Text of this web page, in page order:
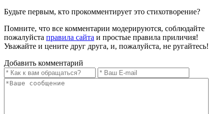
Будьте первым, кто прокомментирует это стихотворение?
Помните, что все комментарии модерируются, соблюдайте
пожалуйста правила сайта и простые правила приличия!
Уважайте и цените друг друга, и, пожалуйста, не ругайтесь!
Добавить комментарий